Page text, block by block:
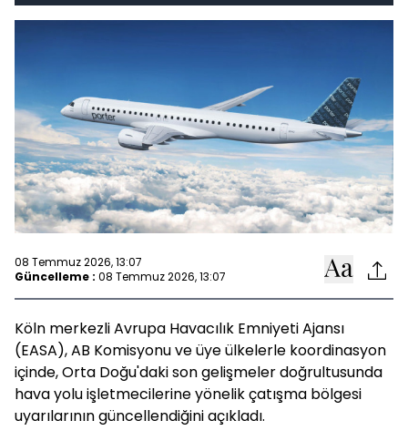
08 Temmuz 2026, 13:07
Güncelleme : 08 Temmuz 2026, 13:07
Köln merkezli Avrupa Havacılık Emniyeti Ajansı
(EASA), AB Komisyonu ve üye ülkelerle koordinasyon
içinde, Orta Doğu'daki son gelişmeler doğrultusunda
hava yolu işletmecilerine yönelik çatışma bölgesi
uyarılarının güncellendiğini açıkladı.